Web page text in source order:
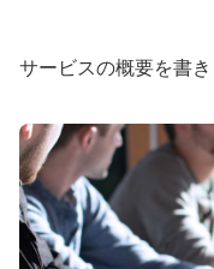
サービスの概要を書